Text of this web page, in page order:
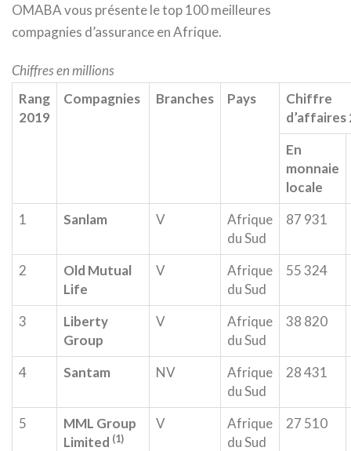
OMABA vous présente le top 100 meilleures
compagnies d’assurance en Afrique.
Chiffres en millions
Rang
2019
Compagnies Branches Pays
Chiffre
d’affaires
En
monnaie
locale
1
Sanlam V
Afrique
du Sud
87 931
2
Old Mutual
Life
V
Afrique
du Sud
55 324
3
Liberty
Group
V
Afrique
du Sud
38 820
4 Santam NV
Afrique
du Sud
28 431
5
MML Group
Limited (1)
V
Afrique
du Sud
27 510